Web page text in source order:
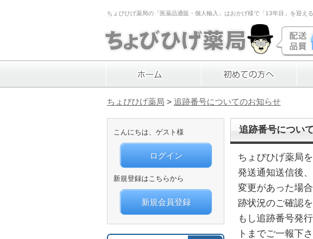
ちょびひげ薬局の「医薬品通販・個人輸入」はおかげ様で「13年目」を迎え
ちょびひげ薬局 > 追跡番号についてのお知らせ
追跡番号につい
ちょびひげ薬局
発送通知送信後
変更があった場
跡状況のご確認
もし追跡番号発
トまでご一報下さ
こんにちは、ゲスト様
ログイン
新規登録はこちらから
新規会員登録